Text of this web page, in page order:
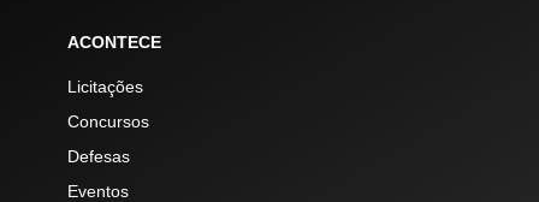
ACONTECE
Licitações
Concursos
Defesas
Eventos